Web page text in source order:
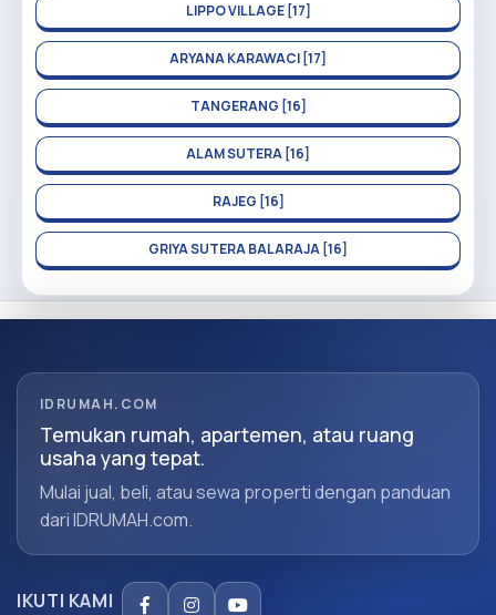
LIPPO VILLAGE [17]
ARYANA KARAWACI [17]
TANGERANG [16]
ALAM SUTERA [16]
RAJEG [16]
GRIYA SUTERA BALARAJA [16]
IDRUMAH.COM
Temukan rumah, apartemen, atau ruang
usaha yang tepat.
Mulai jual, beli, atau sewa properti dengan panduan
dari IDRUMAH.com.
IKUTI KAMI